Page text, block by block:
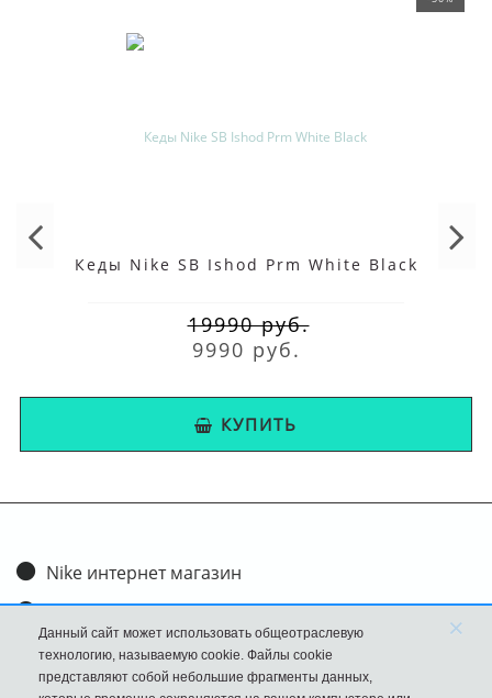
Кеды Nike SB Ishod Prm White Black
19990 руб.
9990 руб.
КУПИТЬ
Nike интернет магазин
Доставка и оплата
Обмен и возврат
Размеры
Данный сайт может использовать общеотраслевую
технологию, называемую cookie. Файлы cookie
представляют собой небольшие фрагменты данных,
×